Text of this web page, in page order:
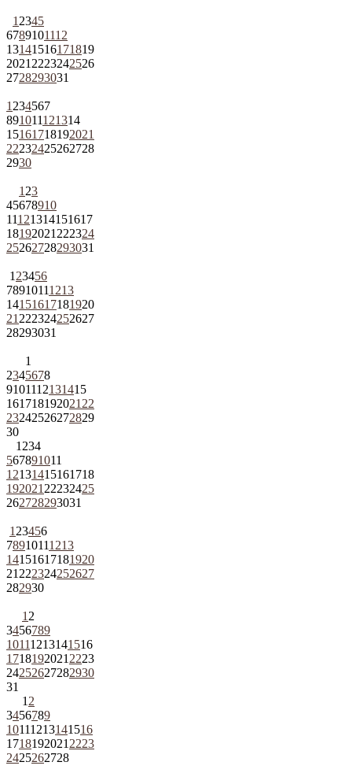
1 2345
6789101112
13141516171819
2021 2223242526
2728293031
1 234567
891011121314
15161718192021
22232425262728
2930
1 23
45678910
11121314151617
18192021 222324
25262728293031
1 23456
78910111213
14151617181920
21 222324252627
28293031
1
2345678
9101112131415
161718192021 22
23242526272829
30
1 234
567891011
12131415161718
192021 22232425
262728293031
1 23456
78910111213
14151617181920
21 222324252627
282930
1 2
3456789
10111213141516
1718192021 2223
24252627282930
31
1 2
3456789
10111213141516
1718192021 2223
2425262728